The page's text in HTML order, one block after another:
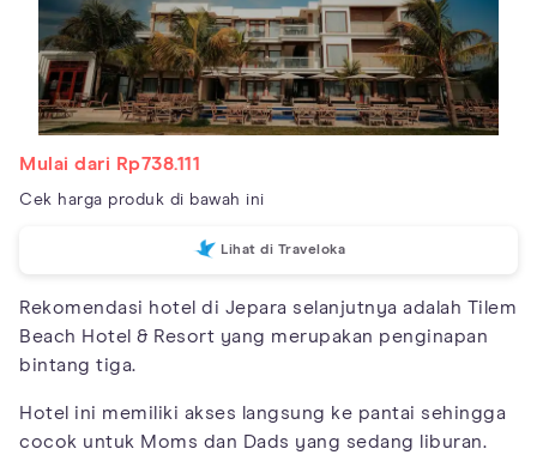
Mulai dari Rp738.111
Cek harga produk di bawah ini
Lihat di Traveloka
Rekomendasi hotel di Jepara selanjutnya adalah Tilem
Beach Hotel & Resort yang merupakan penginapan
bintang tiga.
Hotel ini memiliki akses langsung ke pantai sehingga
cocok untuk Moms dan Dads yang sedang liburan.